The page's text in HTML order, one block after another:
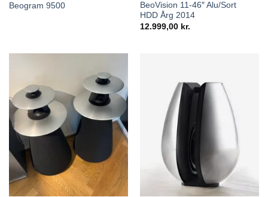
Beogram 9500
BeoVision 11-46″ Alu/Sort
HDD Årg 2014
12.999,00 kr.